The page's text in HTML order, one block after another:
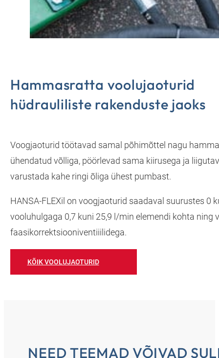
Hammasratta voolujaoturid
hüdrauliliste rakenduste jaoks
Voogjaoturid töötavad samal põhimõttel nagu
ühendatud võlliga, pöörlevad sama kiirusega ja
varustada kahe ringi õliga ühest pumbast.
HANSA‑FLEXil on voogjaoturid saadaval suurustes 0
vooluhulgaga 0,7 kuni 25,9 l/min elemendi kohta ning
faasikorrektsiooniventiiilidega.
KÕIK VOOLUJAOTURID
NEED TEEMAD VÕIVAD